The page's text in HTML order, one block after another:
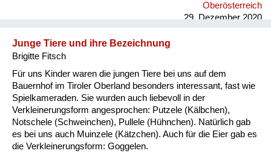
Oberösterreich
29. Dezember 2020
Junge Tiere und ihre Bezeichnung
Brigitte Fitsch
Für uns Kinder waren die jungen Tiere bei uns auf dem
Bauernhof im Tiroler Oberland besonders interessant, fast wie
Spielkameraden. Sie wurden auch liebevoll in der
Verkleinerungsform angesprochen: Putzele (Kälbchen),
Notschele (Schweinchen), Pullele (Hühnchen). Natürlich gab
es bei uns auch Muinzele (Kätzchen). Auch für die Eier gab es
die Verkleinerungsform: Goggelen.